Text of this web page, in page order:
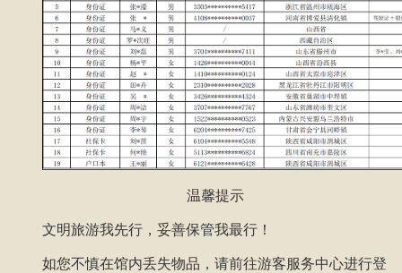
温馨提示
文明旅游我先行，妥善保管我最行！
如您不慎在馆内丢失物品，请前往游客服务中心进行登